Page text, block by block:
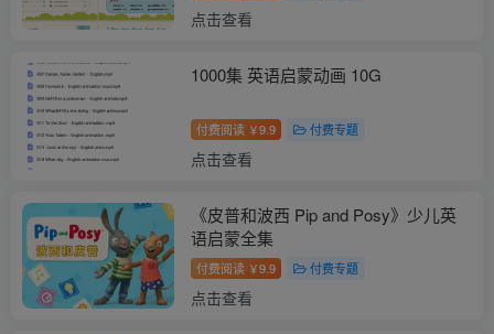
点击查看
1000集 英语启蒙动画 10G
付费阅读 ￥9.9 付费专题
点击查看
《皮普和波西 Pip and Posy》少儿英
语启蒙全集
付费阅读 ￥9.9 付费专题
点击查看